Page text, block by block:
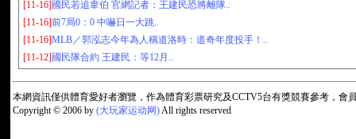
[11-16] 國民若追韋伯 官網記者：王建民恐將離隊..
[11-16]前7局0：0 中嚇日一大跳..
[11-16]MLB／郭泓志今年為人稱道洛時：道奇年度投手！..
[11-12] 國民隊合約 王建民：等12月..
本網資訊僅供體育愛好者瀏覽，作為體育彩票研究及CCTV5台有獎競賽參考，
Copyright © 2006 by (大玩家运动网)All rights reserved